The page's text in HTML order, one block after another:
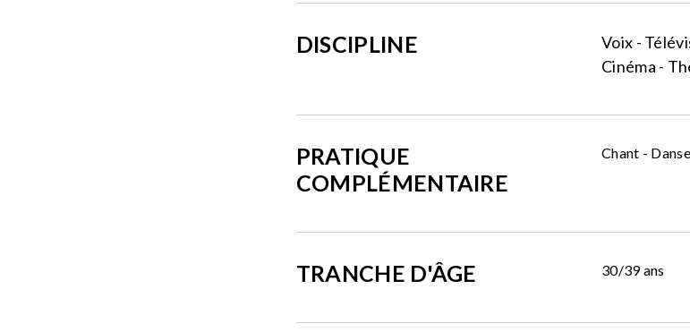
DISCIPLINE
Voix -
Cinéma -
PRATIQUE
COMPLÉMENTAIRE
Chant -
TRANCHE D'ÂGE 30/39 ans